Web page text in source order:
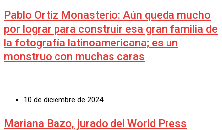
Pablo Ortiz Monasterio: Aún queda mucho
por lograr para construir esa gran familia de
la fotografía latinoamericana; es un
monstruo con muchas caras
10 de diciembre de 2024
Mariana Bazo, jurado del World Press